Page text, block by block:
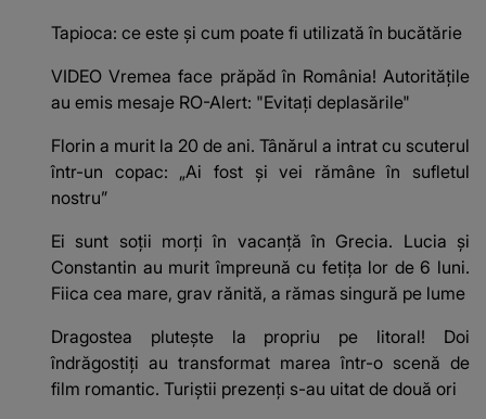
Tapioca: ce este și cum poate fi utilizată în bucătărie
VIDEO Vremea face prăpăd în România! Autoritățile
au emis mesaje RO-Alert: "Evitați deplasările"
Florin a murit la 20 de ani. Tânărul a intrat cu scuterul
într-un copac: „Ai fost și vei rămâne în sufletul
nostru”
Ei sunt soții morți în vacanță în Grecia. Lucia și
Constantin au murit împreună cu fetița lor de 6 luni.
Fiica cea mare, grav rănită, a rămas singură pe lume
Dragostea plutește la propriu pe litoral! Doi
îndrăgostiți au transformat marea într-o scenă de
film romantic. Turiștii prezenți s-au uitat de două ori